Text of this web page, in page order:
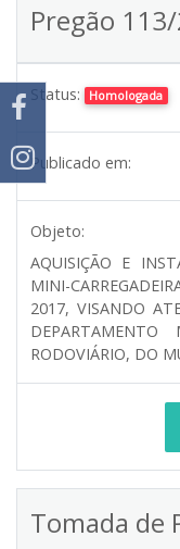
Pregão
Status: Homologada
Publicado em:
Objeto:
AQUISIÇÃO E
MINI-
2017, VISANDO
RODOVIÁRIO, DO
Tomada de